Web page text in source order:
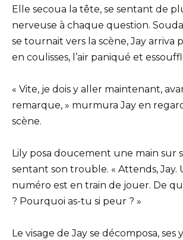
Elle secoua la tête, se sentant de
nerveuse à chaque question.
se tournait vers la scène, Jay arriva
en coulisses, l’air paniqué et
« Vite, je dois y aller maintenant,
remarque, » murmura Jay en
scène.
Lily posa doucement une main sur
sentant son trouble. « Attends, Jay.
numéro est en train de jouer. De
? Pourquoi as-tu si peur ? »
Le visage de Jay se décomposa, ses